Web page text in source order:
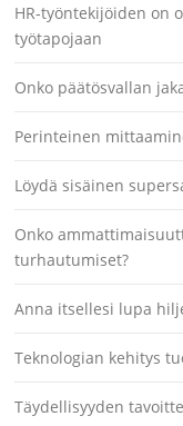
HR-työntekijöiden on
työtapojaan
Onko päätösvallan
Perinteinen
Löydä sisäinen
Onko
turhautumiset?
Anna itsellesi lupa
Teknologian kehitys
Täydellisyyden